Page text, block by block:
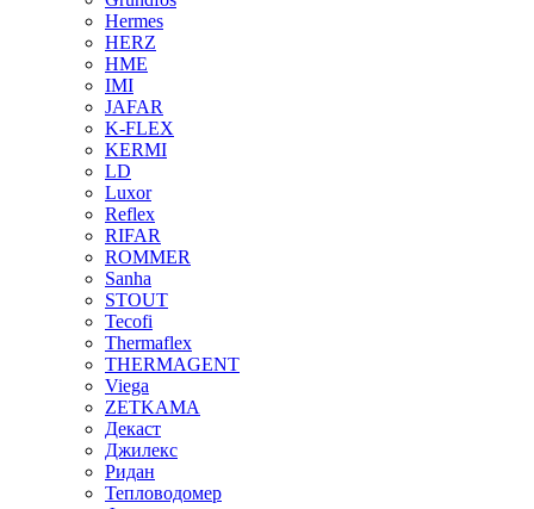
Hermes
HERZ
HME
IMI
JAFAR
K-FLEX
KERMI
LD
Luxor
Reflex
RIFAR
ROMMER
Sanha
STOUT
Tecofi
Thermaflex
THERMAGENT
Viega
ZETKAMA
Декаст
Джилекс
Ридан
Тепловодомер